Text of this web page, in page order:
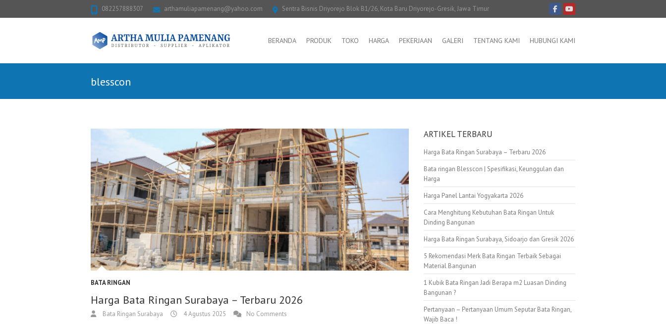
082257888307 arthamuliapamenang@yahoo.com Sentra Bisnis Driyorejo Blok B1/26, Kota Baru Driyorejo-Gresik, Jawa Timur
BERANDA PRODUK TOKO HARGA PEKERJAAN GALERI TENTANG KAMI HUBUNGI KAMI
blesscon
BATA RINGAN
Harga Bata Ringan Surabaya – Terbaru 2026
Bata Ringan Surabaya 4 Agustus 2025 No Comments
ARTIKEL TERBARU
Harga Bata Ringan Surabaya – Terbaru 2026
Bata ringan Blesscon | Spesifikasi, Keunggulan dan
Harga
Harga Panel Lantai Yogyakarta 2026
Cara Menghitung Kebutuhan Bata Ringan Untuk
Dinding Bangunan
Harga Bata Ringan Surabaya, Sidoarjo dan Gresik 2026
5 Rekomendasi Merk Bata Ringan Terbaik Sebagai
Material Bangunan
1 Kubik Bata Ringan Jadi Berapa m2 Luasan Dinding
Bangunan ?
Pertanyaan – Pertanyaan Umum Seputar Bata Ringan,
Wajib Baca !